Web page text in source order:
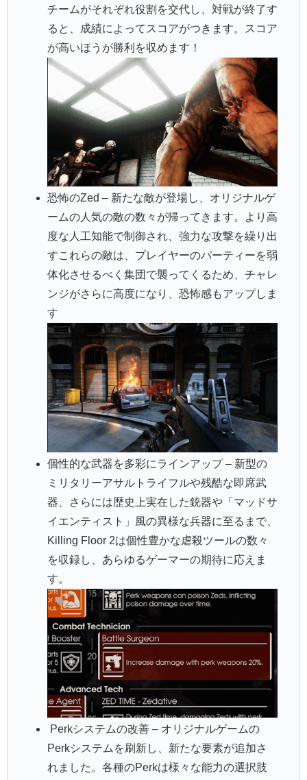
チームがそれぞれ役割を交代し、対戦が終了す
ると、成績によってスコアがつきます。スコア
が高いほうが勝利を収めます！
恐怖のZed – 新たな敵が登場し、オリジナルゲ
ームの人気の敵の数々が帰ってきます。より高
度な人工知能で制御され、強力な攻撃を繰り出
すこれらの敵は、プレイヤーのパーティーを弱
体化させるべく集団で襲ってくるため、チャレ
ンジがさらに高度になり、恐怖感もアップしま
す
個性的な武器を多彩にラインアップ – 新型の
ミリタリーアサルトライフルや残酷な即席武
器、さらには歴史上実在した銃器や「マッドサ
イエンティスト」風の異様な兵器に至るまで、
Killing Floor 2は個性豊かな虐殺ツールの数々
を収録し、あらゆるゲーマーの期待に応えま
す。
Perkシステムの改善 – オリジナルゲームの
Perkシステムを刷新し、新たな要素が追加さ
れました。各種のPerkは様々な能力の選択肢